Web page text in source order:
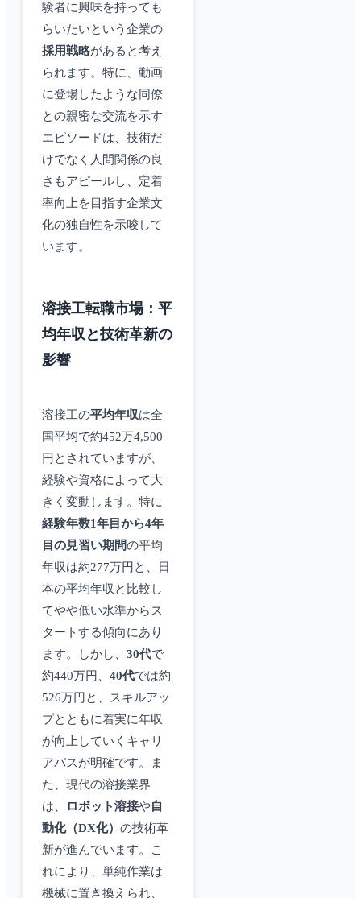
験者に興味を持っても
らいたいという企業の
採用戦略があると考え
られます。特に、動画
に登場したような同僚
との親密な交流を示す
エピソードは、技術だ
けでなく人間関係の良
さもアピールし、定着
率向上を目指す企業文
化の独自性を示唆して
います。
溶接工転職市場：平
均年収と技術革新の
影響
溶接工の平均年収は全
国平均で約452万4,500
円とされていますが、
経験や資格によって大
きく変動します。特に
経験年数1年目から4年
目の見習い期間の平均
年収は約277万円と、日
本の平均年収と比較し
てやや低い水準からス
タートする傾向にあり
ます。しかし、 30代で
約440万円、 40代では約
526万円と、スキルアッ
プとともに着実に年収
が向上していくキャリ
アパスが明確です。ま
た、現代の溶接業界
は、
ロボット溶接や自
動化（DX化） の技術革
新が進んでいます。こ
れにより、単純作業は
機械に置き換えられ、